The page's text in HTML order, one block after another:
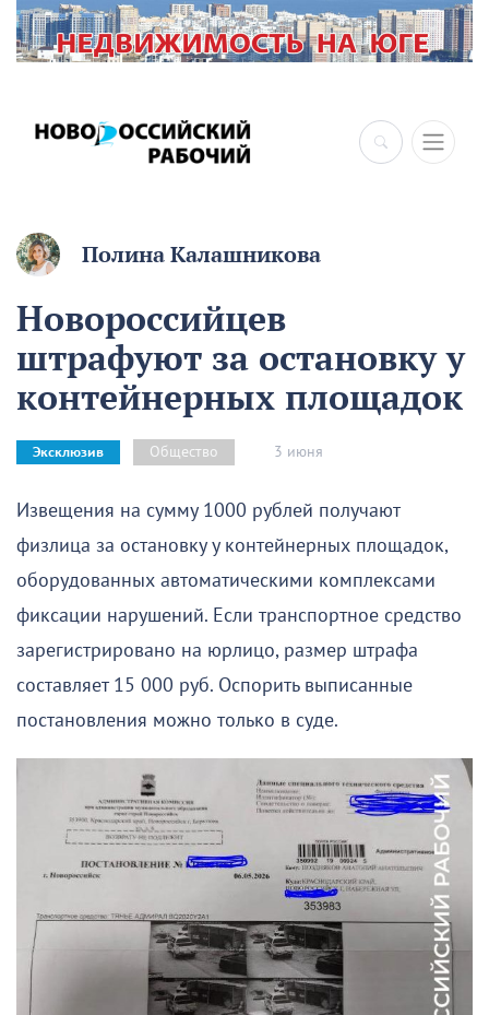
Полина Калашникова
Новороссийцев
штрафуют за остановку у
контейнерных площадок
Эксклюзив Общество 3 июня
Извещения на сумму 1000 рублей получают
физлица за остановку у контейнерных площадок,
оборудованных автоматическими комплексами
фиксации нарушений. Если транспортное средство
зарегистрировано на юрлицо, размер штрафа
составляет 15 000 руб. Оспорить выписанные
постановления можно только в суде.